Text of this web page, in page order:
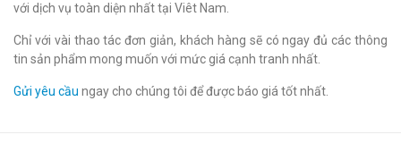
với dịch vụ toàn diện nhất tại Viêt Nam.
Chỉ với vài thao tác đơn giản, khách hàng sẽ có ngay đủ các thông
tin sản phẩm mong muốn với mức giá cạnh tranh nhất.
Gửi yêu cầu ngay cho chúng tôi để được báo giá tốt nhất.